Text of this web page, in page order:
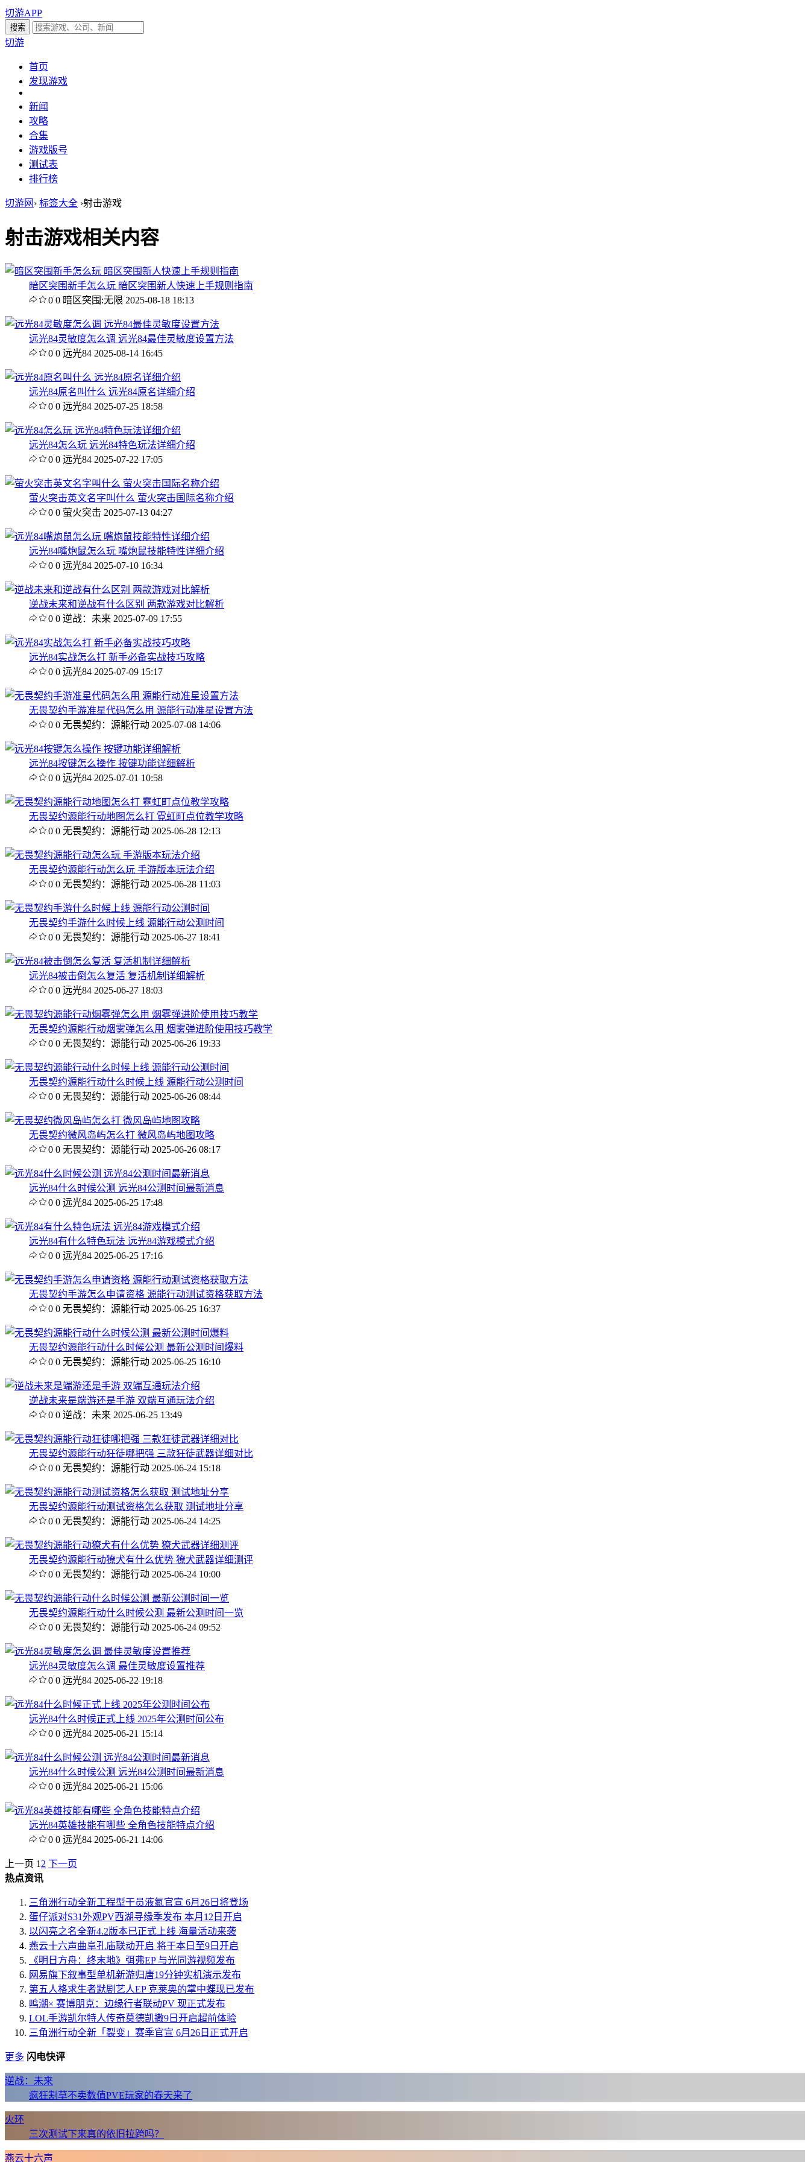
切游APP
切游
首页
发现游戏
新闻
攻略
合集
游戏版号
测试表
排行榜
切游网 › 标签大全 ›射击游戏
射击游戏相关内容
暗区突围新手怎么玩 暗区突围新人快速上手规则指南
0 0 暗区突围:无限 2025-08-18 18:13
远光84灵敏度怎么调 远光84最佳灵敏度设置方法
0 0 远光84 2025-08-14 16:45
远光84原名叫什么 远光84原名详细介绍
0 0 远光84 2025-07-25 18:58
远光84怎么玩 远光84特色玩法详细介绍
0 0 远光84 2025-07-22 17:05
萤火突击英文名字叫什么 萤火突击国际名称介绍
0 0 萤火突击 2025-07-13 04:27
远光84嘴炮鼠怎么玩 嘴炮鼠技能特性详细介绍
0 0 远光84 2025-07-10 16:34
逆战未来和逆战有什么区别 两款游戏对比解析
0 0 逆战：未来 2025-07-09 17:55
远光84实战怎么打 新手必备实战技巧攻略
0 0 远光84 2025-07-09 15:17
无畏契约手游准星代码怎么用 源能行动准星设置方法
0 0 无畏契约：源能行动 2025-07-08 14:06
远光84按键怎么操作 按键功能详细解析
0 0 远光84 2025-07-01 10:58
无畏契约源能行动地图怎么打 霓虹町点位教学攻略
0 0 无畏契约：源能行动 2025-06-28 12:13
无畏契约源能行动怎么玩 手游版本玩法介绍
0 0 无畏契约：源能行动 2025-06-28 11:03
无畏契约手游什么时候上线 源能行动公测时间
0 0 无畏契约：源能行动 2025-06-27 18:41
远光84被击倒怎么复活 复活机制详细解析
0 0 远光84 2025-06-27 18:03
无畏契约源能行动烟雾弹怎么用 烟雾弹进阶使用技巧教学
0 0 无畏契约：源能行动 2025-06-26 19:33
无畏契约源能行动什么时候上线 源能行动公测时间
0 0 无畏契约：源能行动 2025-06-26 08:44
无畏契约微风岛屿怎么打 微风岛屿地图攻略
0 0 无畏契约：源能行动 2025-06-26 08:17
远光84什么时候公测 远光84公测时间最新消息
0 0 远光84 2025-06-25 17:48
远光84有什么特色玩法 远光84游戏模式介绍
0 0 远光84 2025-06-25 17:16
无畏契约手游怎么申请资格 源能行动测试资格获取方法
0 0 无畏契约：源能行动 2025-06-25 16:37
无畏契约源能行动什么时候公测 最新公测时间爆料
0 0 无畏契约：源能行动 2025-06-25 16:10
逆战未来是端游还是手游 双端互通玩法介绍
0 0 逆战：未来 2025-06-25 13:49
无畏契约源能行动狂徒哪把强 三款狂徒武器详细对比
0 0 无畏契约：源能行动 2025-06-24 15:18
无畏契约源能行动测试资格怎么获取 测试地址分享
0 0 无畏契约：源能行动 2025-06-24 14:25
无畏契约源能行动獠犬有什么优势 獠犬武器详细测评
0 0 无畏契约：源能行动 2025-06-24 10:00
无畏契约源能行动什么时候公测 最新公测时间一览
0 0 无畏契约：源能行动 2025-06-24 09:52
远光84灵敏度怎么调 最佳灵敏度设置推荐
0 0 远光84 2025-06-22 19:18
远光84什么时候正式上线 2025年公测时间公布
0 0 远光84 2025-06-21 15:14
远光84什么时候公测 远光84公测时间最新消息
0 0 远光84 2025-06-21 15:06
远光84英雄技能有哪些 全角色技能特点介绍
0 0 远光84 2025-06-21 14:06
上一页 1 2 下一页
热点资讯
三角洲行动全新工程型干员液氮官宣 6月26日将登场
蛋仔派对S31外观PV西湖寻缘季发布 本月12日开启
以闪亮之名全新4.2版本已正式上线 海量活动来袭
燕云十六声曲阜孔庙联动开启 将于本日至9日开启
《明日方舟：终末地》弭弗EP 与光同游视频发布
网易旗下叙事型单机新游归唐19分钟实机演示发布
第五人格求生者默剧艺人EP 克莱奥的掌中蝶现已发布
鸣潮× 赛博朋克：边缘行者联动PV 现正式发布
LOL手游凯尔特人传奇莫德凯撒9日开启超前体验
三角洲行动全新「裂变」赛季官宣 6月26日正式开启
更多 闪电快评
逆战：未来
疯狂割草不卖数值PVE玩家的春天来了
火环
三次测试下来真的依旧拉跨吗？
燕云十六声